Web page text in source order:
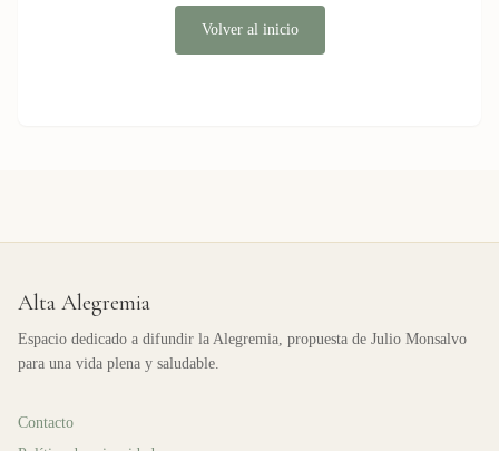
Volver al inicio
Alta Alegremia
Espacio dedicado a difundir la Alegremia, propuesta de Julio Monsalvo
para una vida plena y saludable.
Contacto